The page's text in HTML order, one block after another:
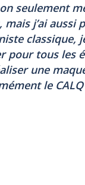
seulement
j’ai aussi
classique,
tous les
une
le